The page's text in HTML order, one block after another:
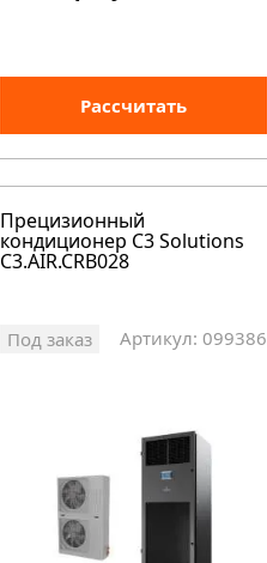
Рассчитать
Прецизионный
кондиционер C3 Solutions
C3.AIR.CRB028
Под заказ Артикул: 099386